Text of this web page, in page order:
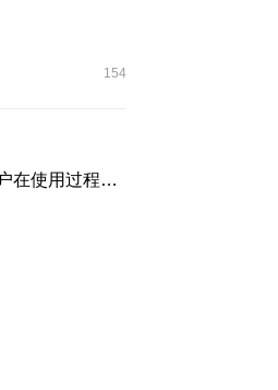
154
1、BetaClub账号链接 点击此处 （请使用内测报名时注册BetaClub账号的手机号） 2、log用户在使用过程中如遇问题 ...